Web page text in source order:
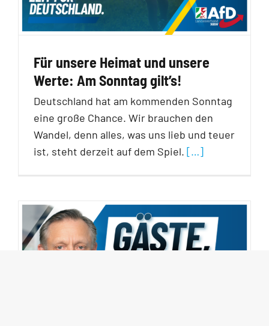
Für unsere Heimat und unsere
Werte: Am Sonntag gilt’s!
Deutschland hat am kommenden Sonntag
eine große Chance. Wir brauchen den
Wandel, denn alles, was uns lieb und teuer
ist, steht derzeit auf dem Spiel. […]